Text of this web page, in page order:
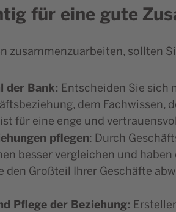
für eine gute
zusammenzuarbeiten, sollten
der Bank: Entscheiden Sie sich
dem Fachwissen,
für eine enge und
pflegen: Durch
besser vergleichen und
den Großteil Ihrer Geschäfte
Pflege der Beziehung: